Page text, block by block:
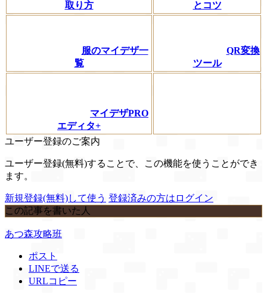
取り方
とコツ
服のマイデザ一
覧
QR変換
ツール
マイデザPRO
エディタ+
ユーザー登録のご案内
ユーザー登録(無料)することで、この機能を使うことができ
ます。
新規登録(無料)して使う 登録済みの方はログイン
この記事を書いた人
あつ森攻略班
ポスト
LINEで送る
URLコピー